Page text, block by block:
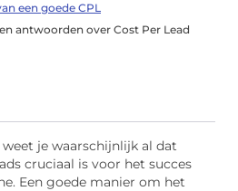
een goede CPL
antwoorden over Cost Per Lead
je waarschijnlijk al dat
cruciaal is voor het succes
Een goede manier om het